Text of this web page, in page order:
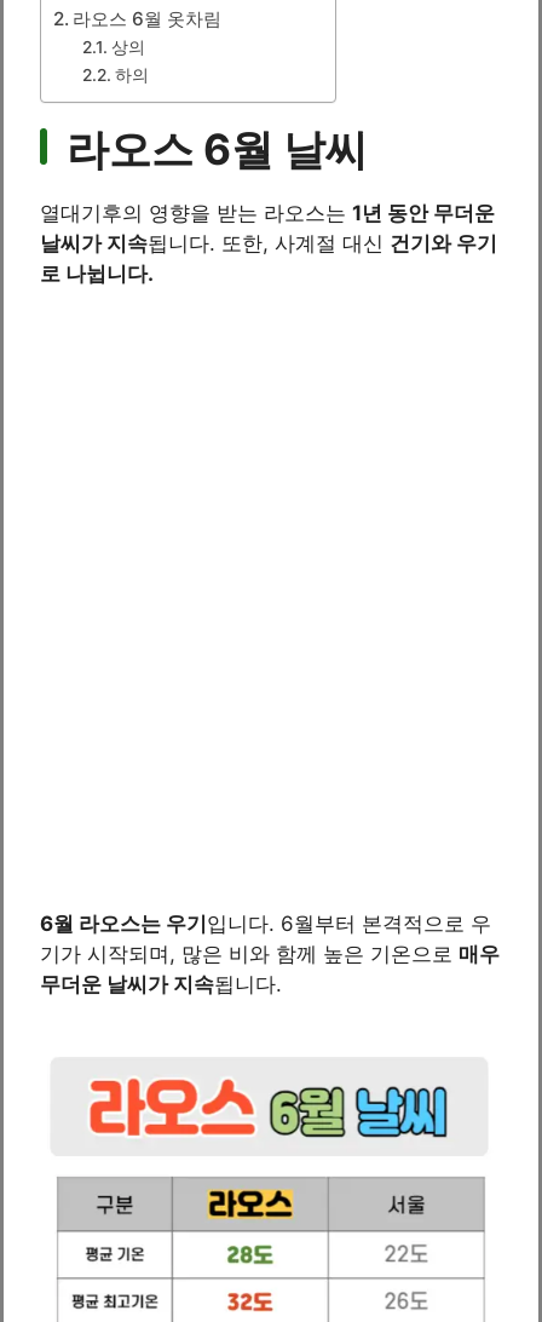
라오스 6월 옷차림
상의
하의
라오스 6월 날씨
열대기후의 영향을 받는 라오스는 1년 동안 무더운
날씨가 지속됩니다. 또한, 사계절 대신 건기와 우기
로 나뉩니다.
6월 라오스는 우기입니다. 6월부터 본격적으로 우
기가 시작되며, 많은 비와 함께 높은 기온으로 매우
무더운 날씨가 지속됩니다.